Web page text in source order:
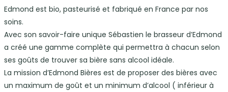
Edmond est bio, pasteurisé et fabriqué en France par nos
soins.
Avec son savoir-faire unique Sébastien le brasseur d’Edmond
a créé une gamme complète qui permettra à chacun selon
ses goûts de trouver sa bière sans alcool idéale.
La mission d’Edmond Bières est de proposer des bières avec
un maximum de goût et un minimum d’alcool ( inférieur à